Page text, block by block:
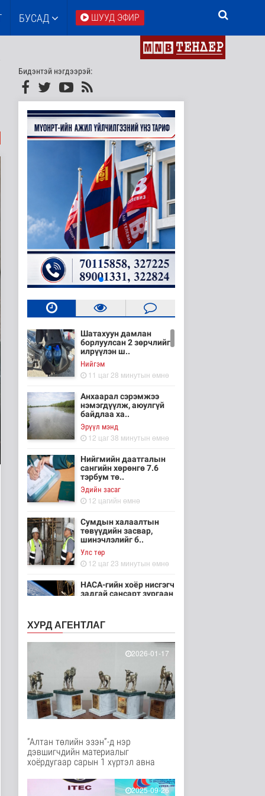
БУСАД ШУУД ЭФИР
Бидэнтэй нэгдээрэй:
Шатахуун дамлан
борлуулсан 2 зөрчлийг
илрүүлэн ш..
Нийгэм
11 цаг 28 минутын өмнө
Анхаарал сэрэмжээ
нэмэгдүүлж, аюулгүй
байдлаа ха..
Эрүүл мэнд
12 цаг 38 минутын өмнө
Нийгмийн даатгалын
сангийн хөрөнгө 7.6
тэрбум тө..
Эдийн засаг
12 цагийн өмнө
Сумдын халаалтын
төвүүдийн засвар,
шинэчлэлийг б..
Улс төр
12 цаг 23 минутын өмнө
НАСА-гийн хоёр нисгэгч
задгай сансарт зургаан
13 цаг 38 минутын өмнө
хамгаалахын тулд
Канадын иргэд мод бэ..
Дэлхийд
13 цаг 44 минутын өмнө
ЦАГ АГААР:
Улаанбаатарт шөнөдөө
Байгаль орчин
13 цаг 4 минутын өмнө
зөрчлийг E-Mongolia
системээр да..
ХУРД АГЕНТЛАГ
2026-01-17
“Алтан төлийн эзэн”-д нэр
дэвшигчдийн материалыг
хоёрдугаар сарын 1 хүртэл авна
2025-09-26